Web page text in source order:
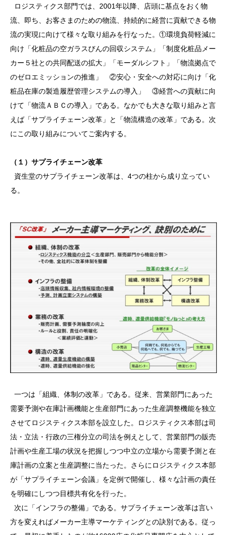
ロジスティクス部門では、2001年以降、店頭に基点をおく物
流、即ち、お客さまのための物流、持続的に経営に貢献できる物
流の実現に向けて様々な取り組みを行なった。①環境負荷軽減に
向け「化粧品の空ガラスびんの回収システム」「制度化粧品メー
カー５社との共同配送の拡大」「モーダルシフト」「物流拠点で
のゼロエミッションの推進」 ②安心・安全への対応に向け「化
粧品在庫の製造履歴管理システムの導入」 ③経営への貢献に向
けて「物流ＡＢＣの導入」である。なかでも大きな取り組みと言
えば「サプライチェーン改革」と「物流構造の改革」である。次
にこの取り組みについてご案内する。
（１）サプライチェーン改革
資生堂のサプライチェーン改革は、4つの柱から成り立ってい
る。
一つは「組織、体制の改革」である。従来、営業部門にあった
需要予測や在庫計画機能と生産部門にあった生産調整機能を独立
させてロジスティクス本部を設立した。ロジスティクス本部は司
法・立法・行政の三権分立の司法を例えとして、営業部門の販売
計画や生産工場の状況を把握しつつ中立の立場から需要予測と在
庫計画の立案と生産調整に当たった。さらにロジスティクス本部
が「サプライチェーン会議」を定例で開催し、様々な計画の責任
を明確にしつつ目標共有化を行った。
次に「インフラの整備」である。サプライチェーン改革は言い
方を変えればメーカー主導マーケティングとの訣別である。従っ